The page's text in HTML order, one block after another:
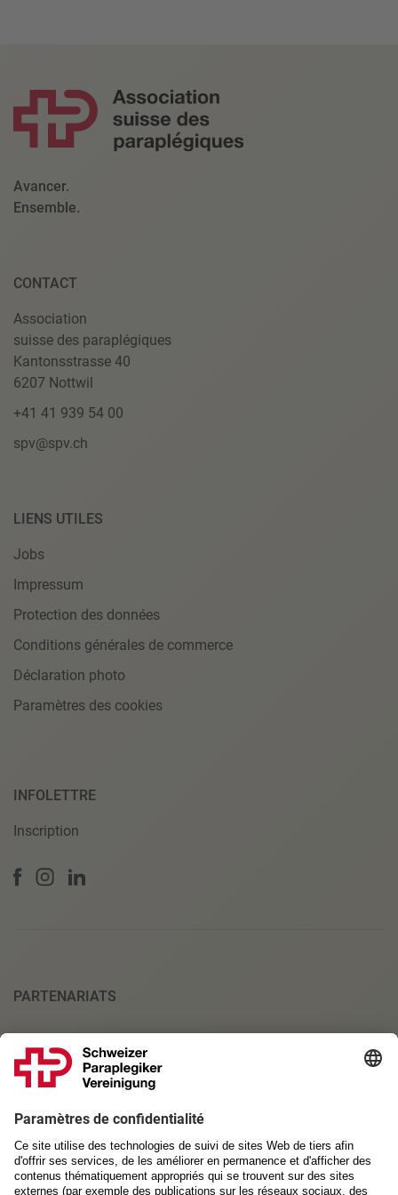
Avancer.
Ensemble.
CONTACT
Association
suisse des paraplégiques
Kantonsstrasse 40
6207 Nottwil
+41 41 939 54 00
spv@spv.ch
LIENS UTILES
Jobs
Impressum
Protection des données
Conditions générales de commerce
Déclaration photo
Paramètres des cookies
INFOLETTRE
Inscription
PARTENARIATS